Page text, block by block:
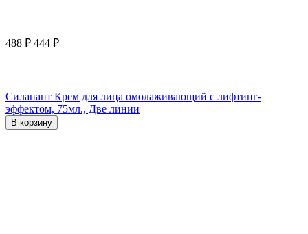
488 ₽ 444 ₽
Силапант Крем для лица омолаживающий с лифтинг-
эффектом, 75мл., Две линии
В корзину